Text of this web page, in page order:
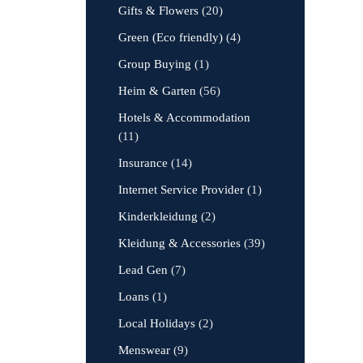
Gifts & Flowers (20)
Green (Eco friendly) (4)
Group Buying (1)
Heim & Garten (56)
Hotels & Accommodation
(11)
Insurance (14)
Internet Service Provider (1)
Kinderkleidung (2)
Kleidung & Accessories (39)
Lead Gen (7)
Loans (1)
Local Holidays (2)
Menswear (9)